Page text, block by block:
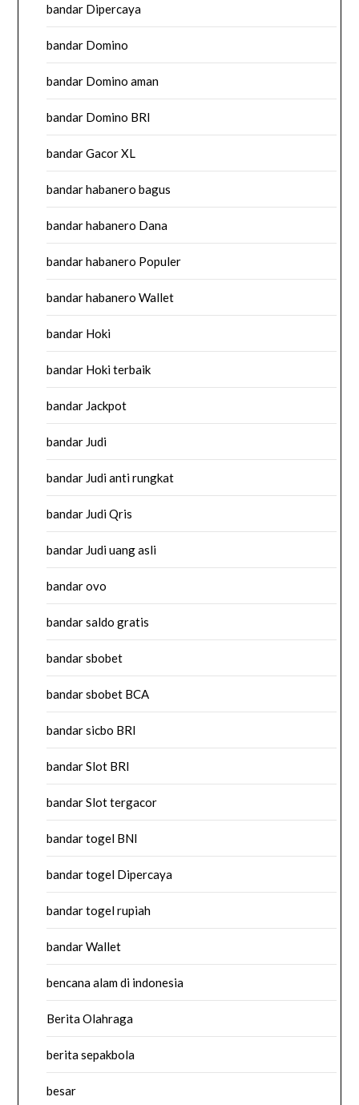
bandar Dipercaya
bandar Domino
bandar Domino aman
bandar Domino BRI
bandar Gacor XL
bandar habanero bagus
bandar habanero Dana
bandar habanero Populer
bandar habanero Wallet
bandar Hoki
bandar Hoki terbaik
bandar Jackpot
bandar Judi
bandar Judi anti rungkat
bandar Judi Qris
bandar Judi uang asli
bandar ovo
bandar saldo gratis
bandar sbobet
bandar sbobet BCA
bandar sicbo BRI
bandar Slot BRI
bandar Slot tergacor
bandar togel BNI
bandar togel Dipercaya
bandar togel rupiah
bandar Wallet
bencana alam di indonesia
Berita Olahraga
berita sepakbola
besar